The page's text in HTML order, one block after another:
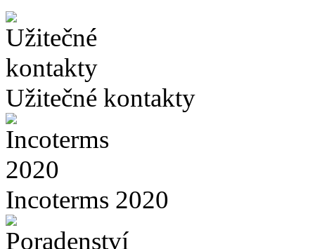
Užitečné kontakty
Incoterms 2020